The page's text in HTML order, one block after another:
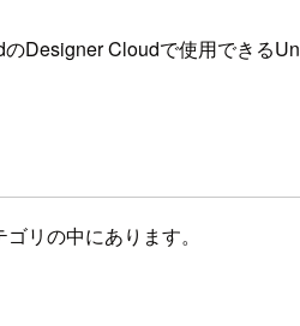
Designer Cloudで使用できる
リの中にあります。